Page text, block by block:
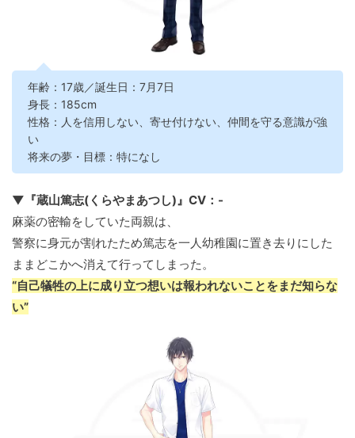
年齢：17歳／誕生日：7月7日
身長：185cm
性格：人を信用しない、寄せ付けない、仲間を守る意識が強
い
将来の夢・目標：特になし
▼『蔵山篤志(くらやまあつし)』CV：-
麻薬の密輸をしていた両親は、
警察に身元が割れたため篤志を一人幼稚園に置き去りにした
ままどこかへ消えて行ってしまった。
“自己犠牲の上に成り立つ想いは報われないことをまだ知らな
い”